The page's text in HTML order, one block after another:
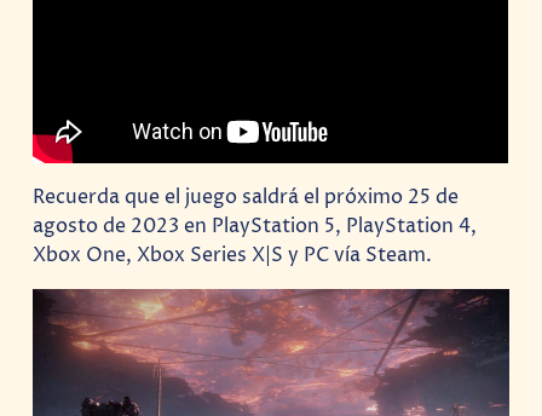
Recuerda que el juego saldrá el próximo 25 de
agosto de 2023 en PlayStation 5, PlayStation 4,
Xbox One, Xbox Series X|S y PC vía Steam.